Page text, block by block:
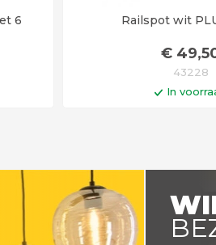
6
Railspot wit
€ 49
43228
In